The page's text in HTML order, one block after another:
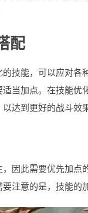
配
技能，可以应对各
当加点。在技能
达到更好的战斗效果
因此需要优先加点
注意的是，技能的